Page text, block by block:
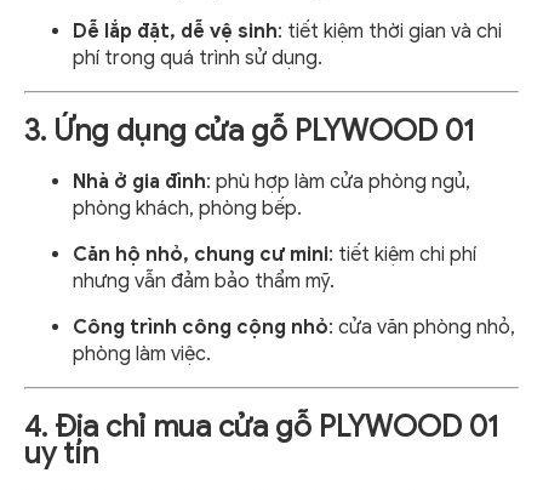
Dễ lắp đặt, dễ vệ sinh: tiết kiệm thời gian và chi
phí trong quá trình sử dụng.
3. Ứng dụng cửa gỗ PLYWOOD 01
Nhà ở gia đình: phù hợp làm cửa phòng ngủ,
phòng khách, phòng bếp.
Căn hộ nhỏ, chung cư mini: tiết kiệm chi phí
nhưng vẫn đảm bảo thẩm mỹ.
Công trình công cộng nhỏ: cửa văn phòng nhỏ,
phòng làm việc.
4. Địa chỉ mua cửa gỗ PLYWOOD 01
uy tín